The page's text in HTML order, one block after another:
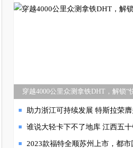
选！
穿越4000公里众测拿铁DHT，解锁“
助力浙江可持续发展 特斯拉荣膺多项权威奖项 –特斯拉携手
谁说大轻卡下不了地库 江西五十铃翼放地库
2023款福特全顺苏州上市，都市国际时尚全能轻客开启